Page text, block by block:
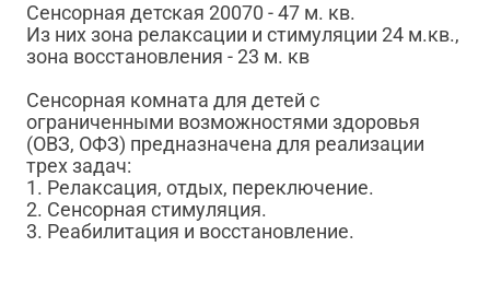
Сенсорная детская 20070 - 47 м. кв.
Из них зона релаксации и стимуляции 24 м.кв.,
зона восстановления - 23 м. кв
Сенсорная комната для детей с
ограниченными возможностями здоровья
(ОВЗ, ОФЗ) предназначена для реализации
трех задач:
1. Релаксация, отдых, переключение.
2. Сенсорная стимуляция.
3. Реабилитация и восстановление.